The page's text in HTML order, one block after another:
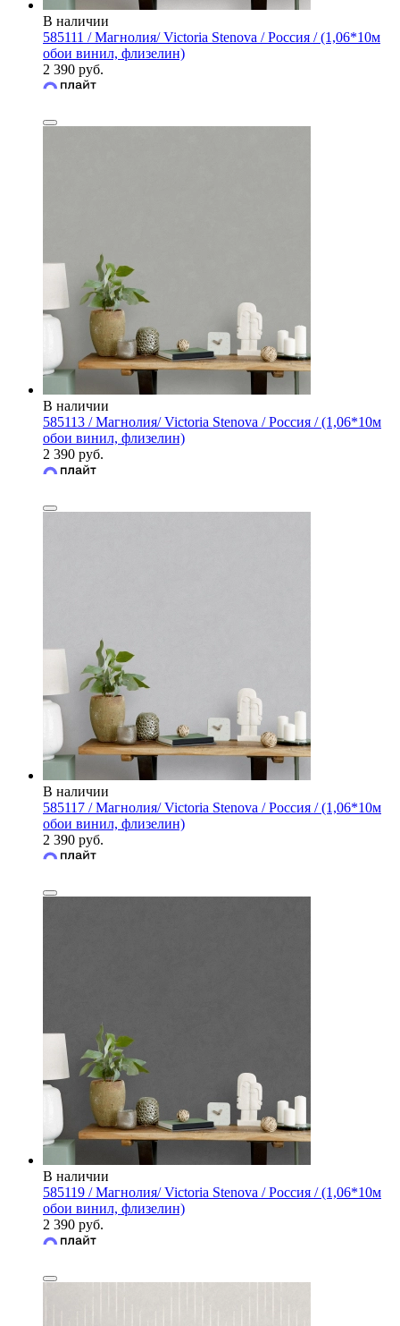
В наличии
585111 / Магнолия/ Victoria Stenova / Россия / (1,06*10м
обои винил, флизелин)
2 390 руб.
В наличии
585113 / Магнолия/ Victoria Stenova / Россия / (1,06*10м
обои винил, флизелин)
2 390 руб.
В наличии
585117 / Магнолия/ Victoria Stenova / Россия / (1,06*10м
обои винил, флизелин)
2 390 руб.
В наличии
585119 / Магнолия/ Victoria Stenova / Россия / (1,06*10м
обои винил, флизелин)
2 390 руб.